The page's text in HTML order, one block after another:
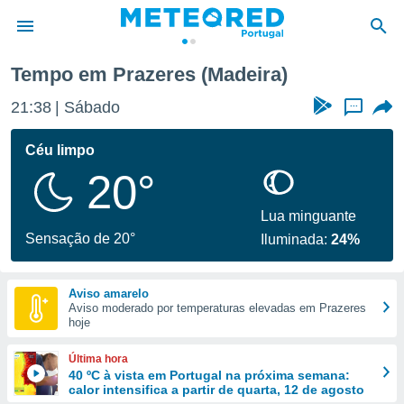
da
foi
fornecidas
a este
das
e
forma
digital
Tempo em Prazeres (Madeira)
21:38 Sábado ...
Céu limpo
20°
Sensação de 20°
Lua minguante
Iluminada:24%
Aviso amarelo
Aviso moderado por temperaturas elevadas em Prazeres
hoje
Última hora
40 ºC à vista em Portugal na próxima semana:
calor intensifica a partir de quarta, 12 de agosto